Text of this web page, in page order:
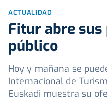
ACTUALIDAD
Fitur abre
público
Hoy y mañana se
Internacional de
Euskadi muestra su